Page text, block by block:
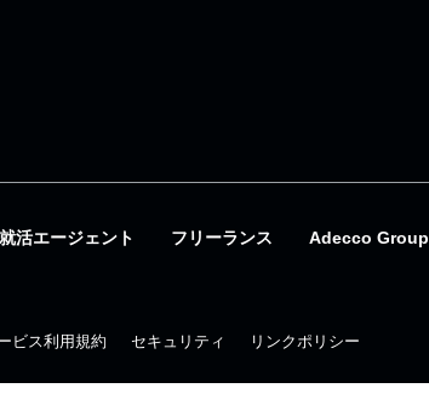
就活エージェント フリーランス Adecco Group
ビス利用規約 セキュリティ リンクポリシー